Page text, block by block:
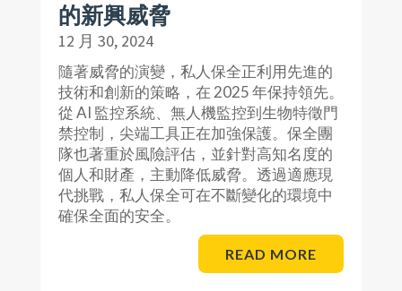
的新興威脅
12 月 30, 2024
隨著威脅的演變，私人保全正利用先進的
技術和創新的策略，在 2025 年保持領先。
從 AI 監控系統、無人機監控到生物特徵門
禁控制，尖端工具正在加強保護。保全團
隊也著重於風險評估，並針對高知名度的
個人和財產，主動降低威脅。透過適應現
代挑戰，私人保全可在不斷變化的環境中
確保全面的安全。
READ MORE